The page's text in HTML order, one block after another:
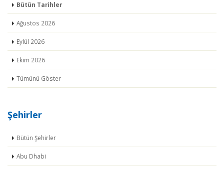
Bütün Tarihler
Ağustos 2026
Eylül 2026
Ekim 2026
Tümünü Göster
Şehirler
Bütün Şehirler
Abu Dhabi